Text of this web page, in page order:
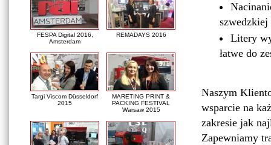
FESPA Digital 2016,
Amsterdam
REMADAYS 2016
Targi Viscom Düsseldorf
2015
MARETING PRINT &
PACKING FESTIVAL
Warsaw 2015
szwedzkiej
Litery
łatwe do
Naszym
wsparcie na
zakresie jak
Zapewniamy